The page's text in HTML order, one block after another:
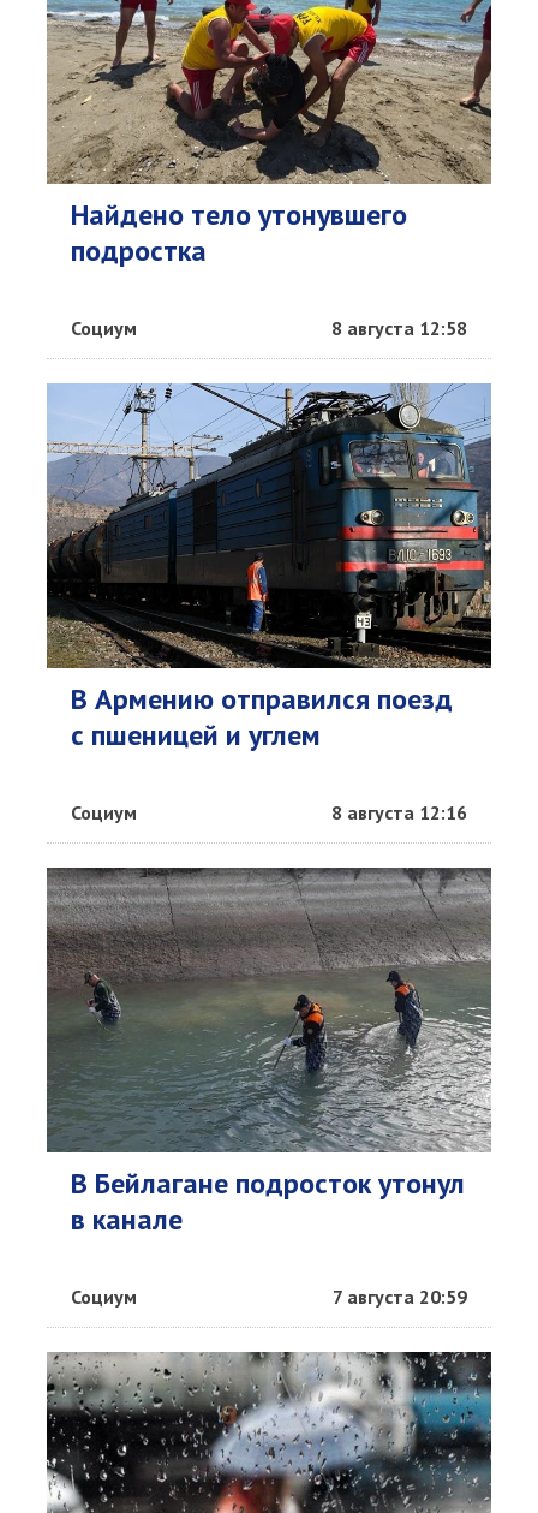
Найдено тело утонувшего
подростка
Социум 8 августа 12:58
В Армению отправился поезд
с пшеницей и углем
Социум 8 августа 12:16
В Бейлагане подросток утонул
в канале
Социум 7 августа 20:59